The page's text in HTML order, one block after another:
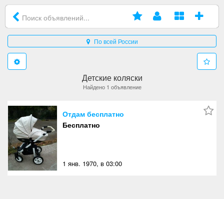
По всей России
Детские коляски
Найдено 1 объявление
Отдам бесплатно
Бесплатно
1 янв. 1970, в 03:00